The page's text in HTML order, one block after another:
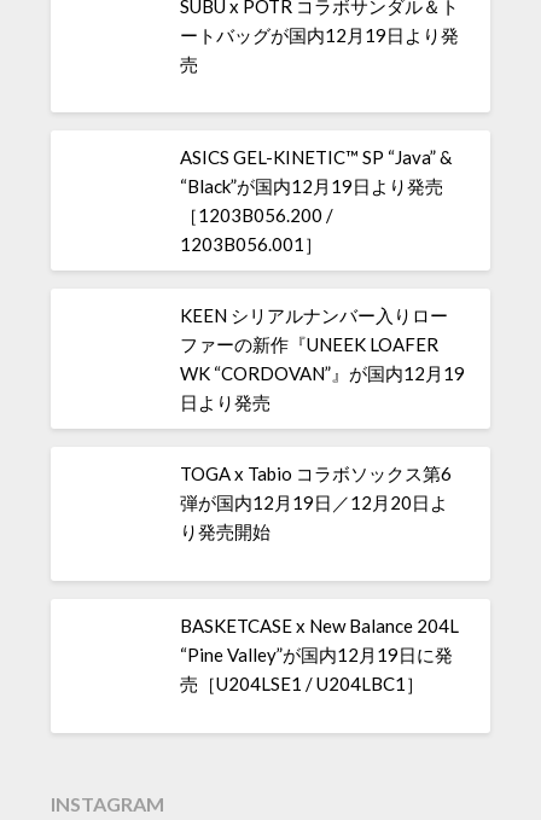
SUBU x POTR コラボサンダル＆ト
ートバッグが国内12月19日より発
売
ASICS GEL-KINETIC™ SP “Java” &
“Black”が国内12月19日より発売
［1203B056.200 /
1203B056.001］
KEEN シリアルナンバー入りロー
ファーの新作『UNEEK LOAFER
WK “CORDOVAN”』が国内12月19
日より発売
TOGA x Tabio コラボソックス第6
弾が国内12月19日／12月20日よ
り発売開始
BASKETCASE x New Balance 204L
“Pine Valley”が国内12月19日に発
売［U204LSE1 / U204LBC1］
INSTAGRAM